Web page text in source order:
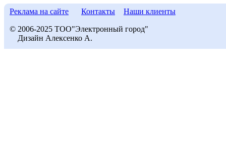
Реклама на сайте Контакты Наши клиенты
© 2006-2025 ТОО"Электронный город"
Дизайн Алексенко А.